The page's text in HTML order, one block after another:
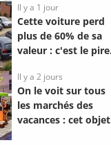
mozzarella qui..."
Il y a 1 jour
Cette voiture perd
plus de 60% de sa
valeur : c'est le pire
en occasion
Il y a 2 jours
On le voit sur tous
les marchés des
vacances : cet objet